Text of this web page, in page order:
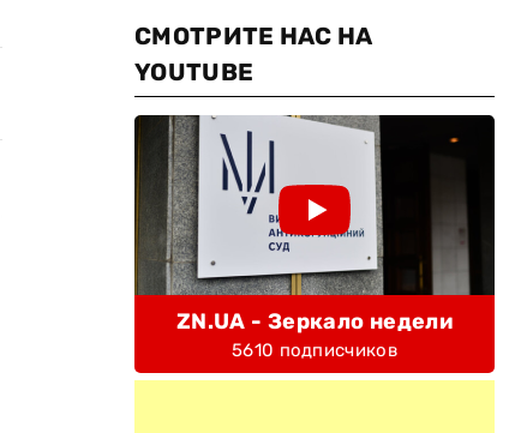
СМОТРИТЕ НАС НА
YOUTUBE
ZN.UA - Зеркало недели
5610 подписчиков